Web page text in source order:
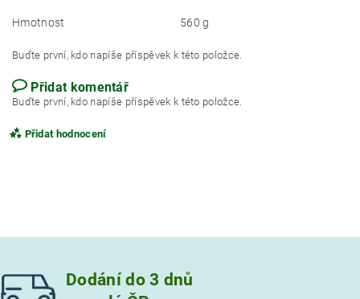
Hmotnost 560 g
Buďte první, kdo napíše příspěvek k této položce.
Přidat komentář
Buďte první, kdo napíše příspěvek k této položce.
Přidat hodnocení
Dodání do 3 dnů